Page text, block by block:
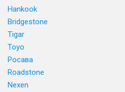
Hankook
Bridgestone
Tigar
Toyo
Росава
Roadstone
Nexen